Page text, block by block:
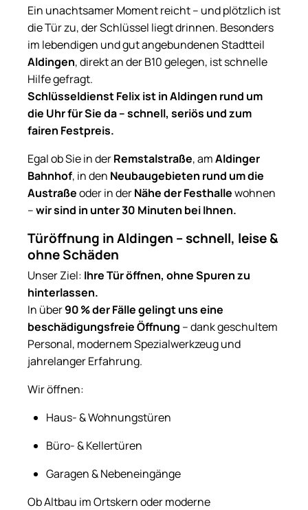
Ein unachtsamer Moment reicht – und plötzlich ist
die Tür zu, der Schlüssel liegt drinnen. Besonders
im lebendigen und gut angebundenen Stadtteil
Aldingen, direkt an der B10 gelegen, ist schnelle
Hilfe gefragt.
Schlüsseldienst Felix ist in Aldingen rund um
die Uhr für Sie da – schnell, seriös und zum
fairen Festpreis.
Egal ob Sie in derRemstalstraße, amAldinger
Bahnhof, in den Neubaugebieten rund um die
Austraßeoder in derNähe der Festhallewohnen
–wir sind in unter 30 Minuten bei Ihnen.
Türöffnung in Aldingen – schnell, leise &
ohne Schäden
Unser Ziel: Ihre Tür öffnen, ohne Spuren zu
hinterlassen.
In über90 % der Fälle gelingt uns eine
beschädigungsfreie Öffnung – dank geschultem
Personal, modernem Spezialwerkzeug und
jahrelanger Erfahrung.
Wir öffnen:
Haus- & Wohnungstüren
Büro- & Kellertüren
Garagen & Nebeneingänge
Ob Altbau im Ortskern oder moderne